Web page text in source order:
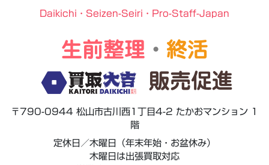
Daikichi・Seizen-Seiri・Pro-Staff-Japan
生前整理 ・ 終活
販売促進
〒790-0944 松山市古川西1丁目4-2 たかおマンション 1
階
定休日／木曜日（年末年始・お盆休み）
木曜日は出張買取対応